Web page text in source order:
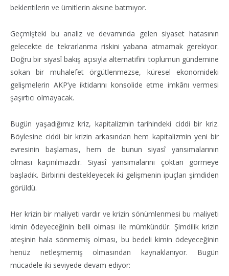
beklentilerin ve ümitlerin aksine batmıyor.
Geçmişteki bu analiz ve devamında gelen siyaset hatasının
gelecekte de tekrarlanma riskini yabana atmamak gerekiyor.
Doğru bir siyasî bakış açısıyla alternatifini toplumun gündemine
sokan bir muhalefet örgütlenmezse, küresel ekonomideki
gelişmelerin AKP’ye iktidarını konsolide etme imkânı vermesi
şaşırtıcı olmayacak.
Bugün yaşadığımız kriz, kapitalizmin tarihindeki ciddi bir kriz.
Böylesine ciddi bir krizin arkasından hem kapitalizmin yeni bir
evresinin başlaması, hem de bunun siyasî yansımalarının
olması kaçınılmazdır. Siyasî yansımalarını çoktan görmeye
başladık. Birbirini destekleyecek iki gelişmenin ipuçları şimdiden
görüldü.
Her krizin bir maliyeti vardır ve krizin sönümlenmesi bu maliyeti
kimin ödeyeceğinin belli olması ile mümkündür. Şimdilik krizin
ateşinin hala sönmemiş olması, bu bedeli kimin ödeyeceğinin
henüz netleşmemiş olmasından kaynaklanıyor. Bugün
mücadele iki seviyede devam ediyor: